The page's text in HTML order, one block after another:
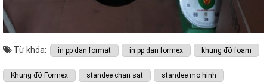
Từ khóa: in pp dan format in pp dan formex khung đỡ foam
Khung đỡ Formex standee chan sat standee mo hinh